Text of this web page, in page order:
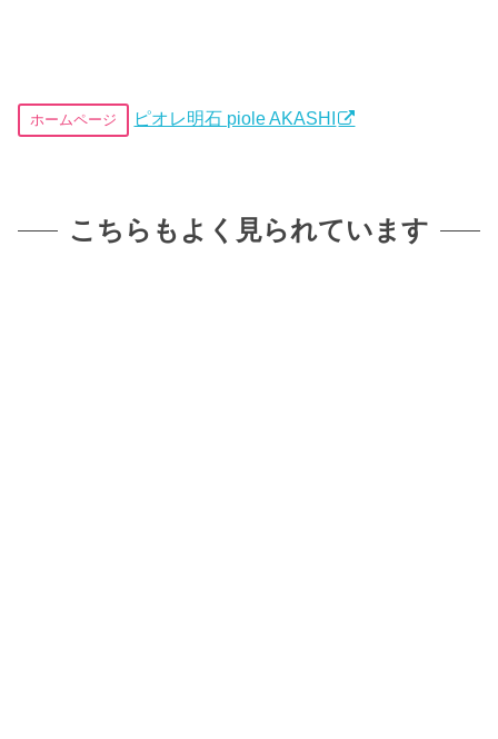
ホームページ ピオレ明石 piole AKASHI
こちらもよく見られています